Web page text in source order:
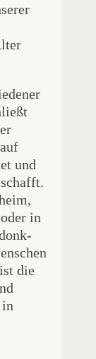
und
in
die
in